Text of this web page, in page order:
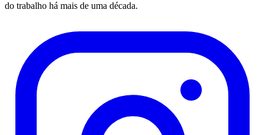
do trabalho há mais de uma década.